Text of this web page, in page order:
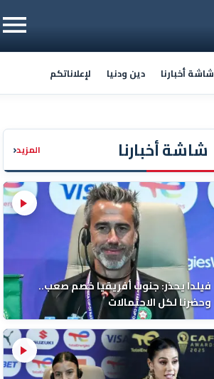
شاشة أخبارنا دين ودنيا لإعلاناتكم
شاشة أخبارنا المزيد‹
فيلدا يحذر: جنوب أفريقيا خصم صعب..
وحضرنا لكل الاحتمالات